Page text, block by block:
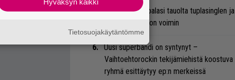
Blind Channel palasi tauolta tuplasinglen ja
näyttävän videon voimin
Uusi superbändi on syntynyt –
Vaihtoehtorockin tekijämiehistä koostuva
ryhmä esittäytyy ep:n merkeissä
Hyväksyn kaikki
Tietosuojakäytäntömme